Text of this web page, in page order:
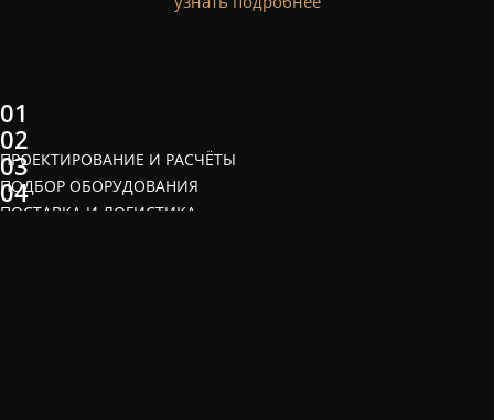
01
ПРОЕКТИРОВАНИЕ И РАСЧЁТЫ
02
ПОДБОР ОБОРУДОВАНИЯ
03
ПОСТАВКА И ЛОГИСТИКА
04
05